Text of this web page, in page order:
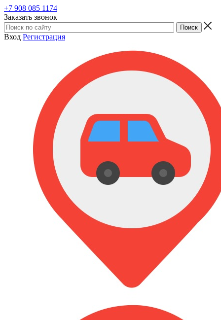
+7 908 085 1174
Заказать звонок
Вход Регистрация